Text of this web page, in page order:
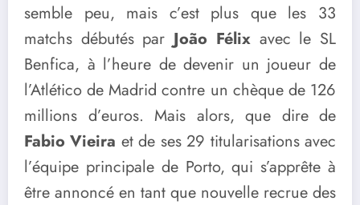
semble peu, mais c’est plus que les 33
matchs débutés par João Félixavec le SL
Benfica, à l’heure de devenir un joueur de
l’Atlético de Madrid contre un chèque de 126
millions d’euros. Mais alors, que dire de
Fabio Vieira et de ses 29 titularisations avec
l’équipe principale de Porto, qui s’apprête à
être annoncé en tant que nouvelle recrue des